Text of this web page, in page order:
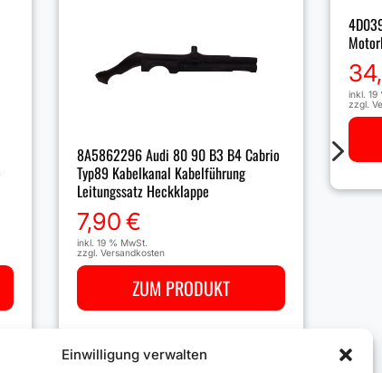
Einwilligung verwalten
8A5862296 Audi 80 90 B3 B4 Cabrio
Typ89 Kabelkanal Kabelführung
Leitungssatz Heckklappe
7,90€
inkl. 19 % MwSt.
zzgl. Versandkosten
ZUM PRODUKT
inkl. 19
zzgl.
5